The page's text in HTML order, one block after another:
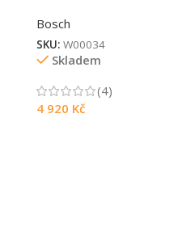
Bosch
SKU: W00034
Skladem
(4)
4 920 Kč